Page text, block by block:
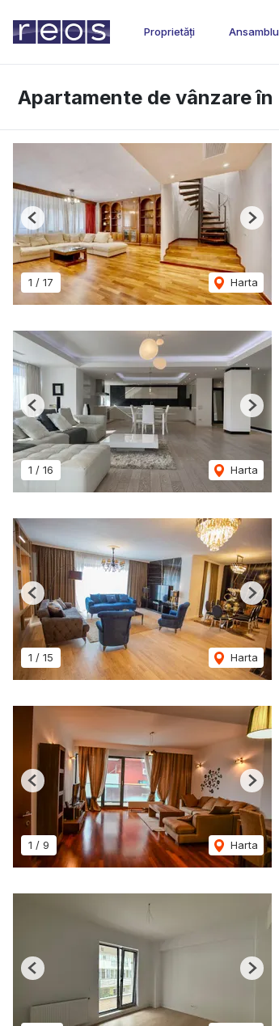
Proprietăți
Apartamente de vânzare
1 / 17 Harta
Previous Next
1 / 16 Harta
Previous Next
1 / 15 Harta
Previous Next
1 / 9 Harta
Previous Next
Previous Next